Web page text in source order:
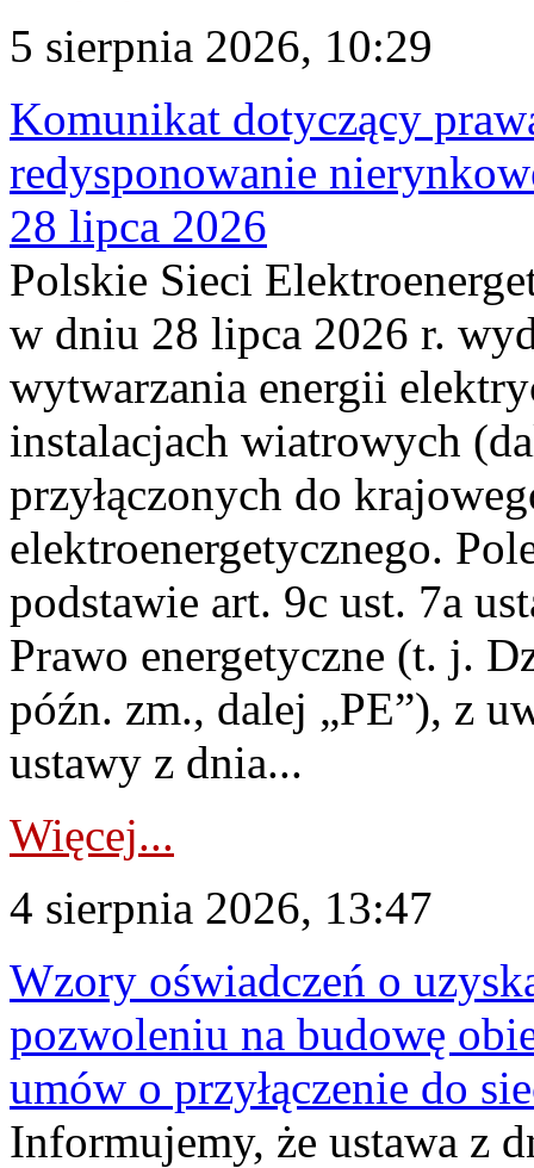
5 sierpnia 2026, 10:29
Komunikat dotyczący
redysponowanie
28 lipca 2026
Polskie Sieci
w dniu 28 lipca 2026 r.
wytwarzania energii
instalacjach wiatrowych
przyłączonych do
elektroenergetycznego.
podstawie art. 9c ust. 7a
Prawo energetyczne (t. j.
późn. zm., dalej „PE”), z
ustawy z dnia...
Więcej...
4 sierpnia 2026, 13:47
Wzory oświadczeń o
pozwoleniu na budowę
umów o przyłączenie do
Informujemy, że ustawa z